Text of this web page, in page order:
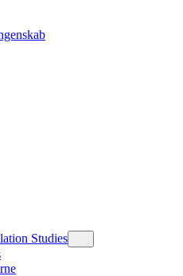
Studies